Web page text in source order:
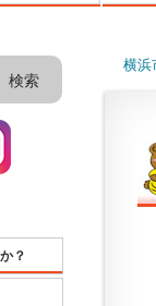
？
横浜